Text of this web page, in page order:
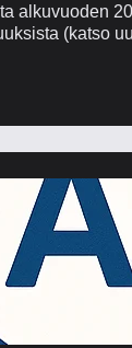
alkuvuoden
(katso